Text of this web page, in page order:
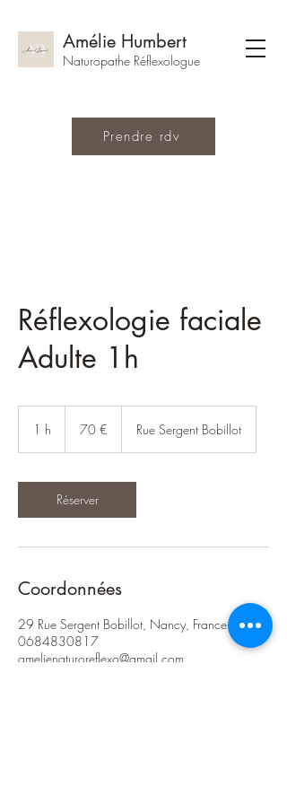
Amélie Humbert
Naturopathe Réflexologue
Prendre rdv
Réflexologie faciale
Adulte 1h
1 h 70 € Rue Sergent Bobillot
Réserver
Coordonnées
29 Rue Sergent Bobillot, Nancy, France
0684830817
amelienaturoreflexo@gmail.com